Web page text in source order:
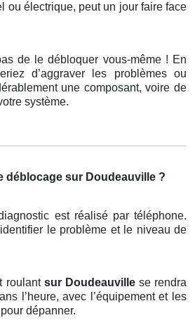
ou électrique, peut un jour faire face
de le débloquer vous-même ! En
d’aggraver les problèmes ou
une composant, voire de
système.
déblocage sur Doudeauville ?
est réalisé par téléphone.
le problème et le niveau de
roulant sur Doudeauville se rendra
l’heure, avec l’équipement et les
dépanner.